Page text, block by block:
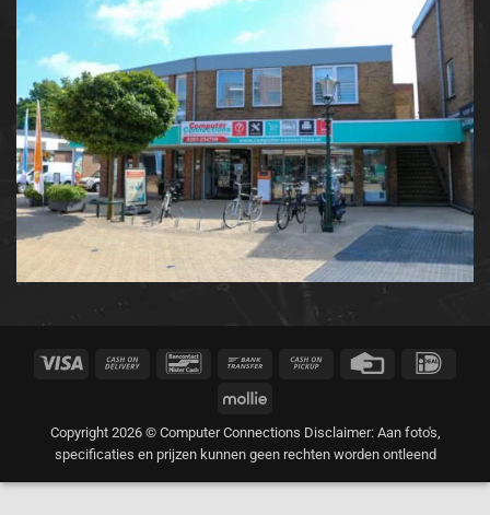
Visa
Cash
Bancontact Bank
Cash
Credit
Mollie
Copyright 2026 © Computer Connections Disclaimer: Aan foto's,
specificaties en prijzen kunnen geen rechten worden ontleend